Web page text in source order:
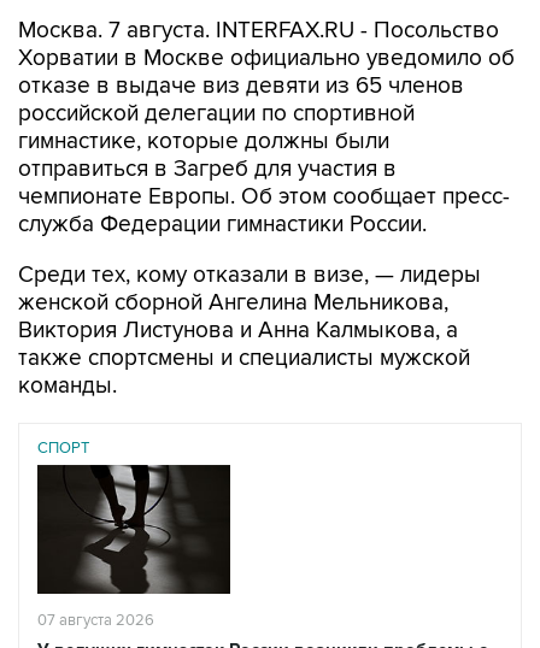
Москва. 7 августа. INTERFAX.RU - Посольство
Хорватии в Москве официально уведомило об
отказе в выдаче виз девяти из 65 членов
российской делегации по спортивной
гимнастике, которые должны были
отправиться в Загреб для участия в
чемпионате Европы. Об этом сообщает пресс-
служба Федерации гимнастики России.
Среди тех, кому отказали в визе, — лидеры
женской сборной Ангелина Мельникова,
Виктория Листунова и Анна Калмыкова, а
также спортсмены и специалисты мужской
команды.
СПОРТ
07 августа 2026